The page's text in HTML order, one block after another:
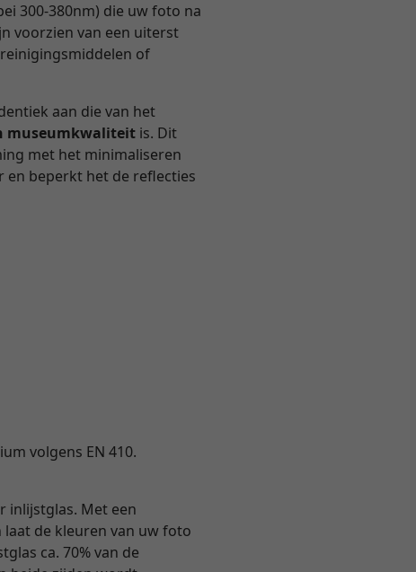
300-380nm) die uw foto na
voorzien van een uiterst
of
aan die van het
museumkwaliteit is. Dit
met het minimaliseren
en beperkt het de reflecties
volgens EN 410.
inlijstglas. Met een
de kleuren van uw foto
ca. 70% van de